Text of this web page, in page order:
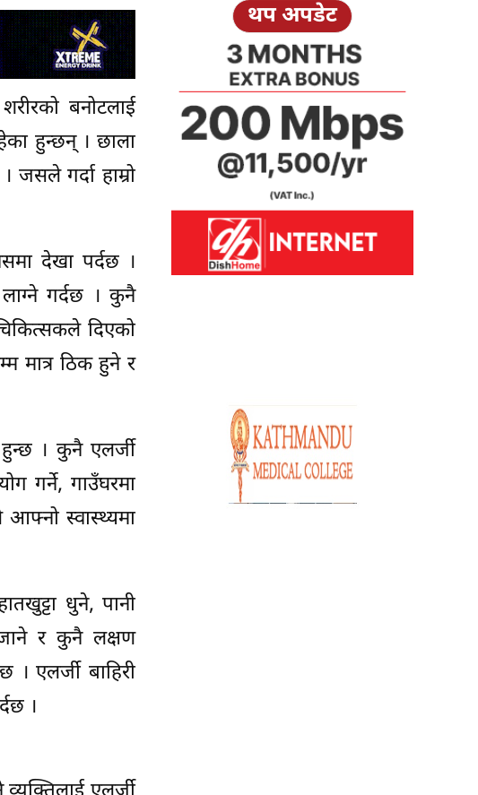
बनोटलाई
हुन्छन् । छाला
जसले गर्दा हाम्रो
देखा पर्दछ ।
गर्दछ । कुनै
दिएको
मात्र ठिक हुने र
। कुनै एलर्जी
गर्ने, गाउँघरमा
आफ्नो स्वास्थ्यमा
धुने, पानी
र कुनै लक्षण
एलर्जी बाहिरी
।
थप अपडेट